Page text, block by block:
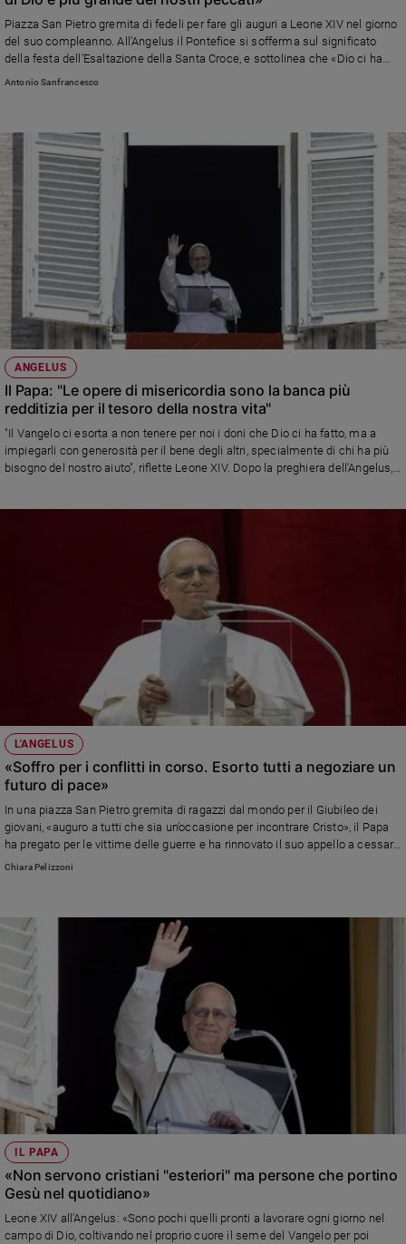
Piazza San Pietro gremita di fedeli per fare gli auguri a Leone XIV nel giorno
del suo compleanno. All’Angelus il Pontefice si sofferma sul significato
della festa dell’Esaltazione della Santa Croce, e sottolinea che «Dio ci ha
salvati mostrandosi a noi, offrendosi come nostro compagno, maestro,
Antonio Sanfrancesco
ANGELUS
Il Papa: "Le opere di misericordia sono la banca più
redditizia per il tesoro della nostra vita"
"Il Vangelo ci esorta a non tenere per noi i doni che Dio ci ha fatto, ma a
impiegarli con generosità per il bene degli altri, specialmente di chi ha più
bisogno del nostro aiuto", riflette Leone XIV. Dopo la preghiera dell'Angelus, il
ed aprime preoccupazione per la situazione disperata di Haiti, sempre di
L'ANGELUS
«Soffro per i conflitti in corso. Esorto tutti a negoziare un
futuro di pace»
In una piazza San Pietro gremita di ragazzi dal mondo per il Giubileo dei
giovani, «auguro a tutti che sia un’occasione per incontrare Cristo», il Papa
ha pregato per le vittime delle guerre e ha rinnovato il suo appello a cessare
il fuoco e al rispetto integrale del diritto umanitario
Chiara Pelizzoni
IL PAPA
«Non servono cristiani "esteriori" ma persone che portino
Gesù nel quotidiano»
Leone XIV all’Angelus: «Sono pochi quelli pronti a lavorare ogni giorno nel
campo di Dio, coltivando nel proprio cuore il seme del Vangelo per poi